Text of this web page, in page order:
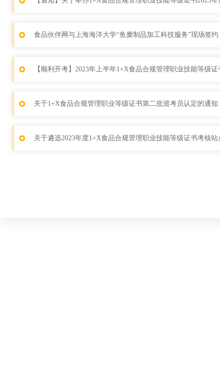
食品伙伴网与上海海洋大学“鱼糜制品加工科技服务”现场签
【顺利开考】2023年上半年1+X食品合规管理职业技能等级
关于1+X食品合规管理职业等级证书第二批巡考员认定的通知
关于遴选2023年度1+X食品合规管理职业技能等级证书考核站